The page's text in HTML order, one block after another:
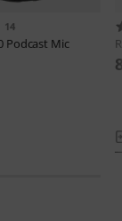
14
Podcast Mic